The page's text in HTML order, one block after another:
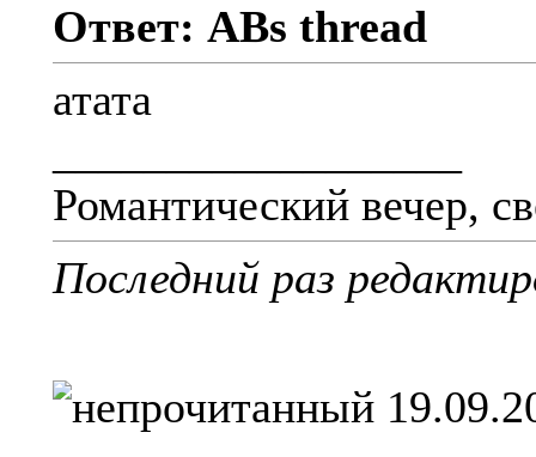
Ответ: ABs thread
атата
Романтический вечер,
Последний раз